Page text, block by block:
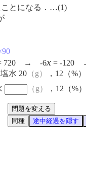
ことになる．…(1)
720 → -6x = -
水 20 （g）
，12（%
（g） ，12（%